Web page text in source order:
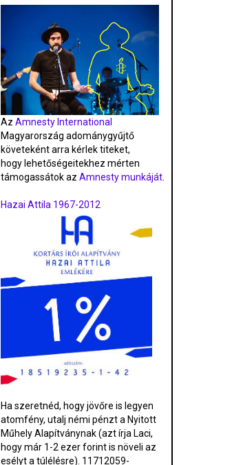
Az Amnesty International
Magyarország adománygyűjtő
követeként arra kérlek titeket,
hogy lehetőségeitekhez mérten
támogassátok az Amnesty munkáját.
Hazai Attila 1967-2012
Ha szeretnéd, hogy jövőre is legyen
atomfény, utalj némi pénzt a Nyitott
Műhely Alapítványnak (azt írja Laci,
hogy már 1-2 ezer forint is növeli az
esélyt a túlélésre). 11712059-